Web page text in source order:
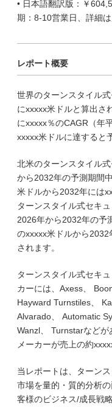
• 日本語翻訳版：￥
期：8-10営業日、詳細
レポート概要
世界のターンスタイル
にxxxxx米ドルと算出さ
にxxxxx％のCAGR（年
xxxxx米ドルに達すると
北米のターンスタイル
から2032年の予測期間
米ドルから2032年には
ターンスタイル式セキ
2026年から2032年の予
のxxxxx米ドルから
されます。
ターンスタイル式セキ
カーには、Axess、
Hayward Turnstiles、
Alvarado、 Automatic
Wanzl、 Turnstarなど
メーカーが売上の約
当レポートは、ターン
市場を量的・質的分析
客様のビジネス/成長戦